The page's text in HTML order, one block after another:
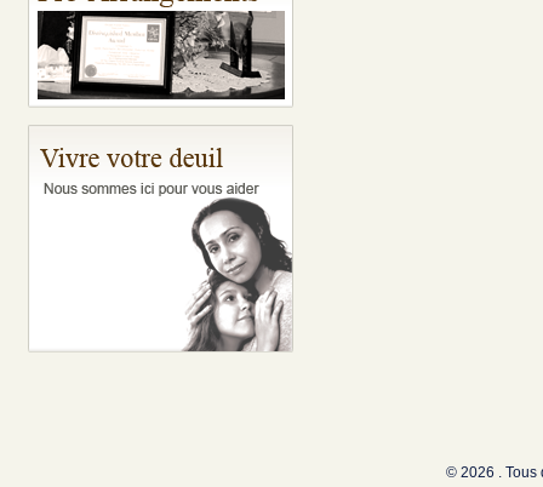
© 2026 . Tous